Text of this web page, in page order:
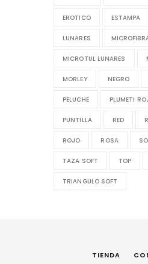
EROTICO ESTAMPA
LUNARES
MICROTUL LUNARES
MORLEY NEGRO
PELUCHE PLUMETI
PUNTILLA RED
ROJO ROSA
TAZA SOFT TOP
TRIANGULO SOFT
TIENDA